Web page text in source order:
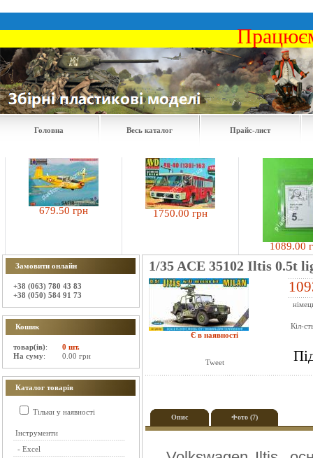
Головна Весь каталог Прайс-лист
679.50 грн 1750.00 грн
1089.00 грн
Замовити онлайн
+38 (063) 780 43 83
+38 (050) 584 91 73
Кошик
товар(ів):
0 шт.
На суму: 0.00 грн
Каталог товарів
Тільки у наявності
Інструменти
- Excel
1/35 ACE 35102 Iltis 0.5t
Є в наявності
Tweet
Кіл-
Опис Фото (7)